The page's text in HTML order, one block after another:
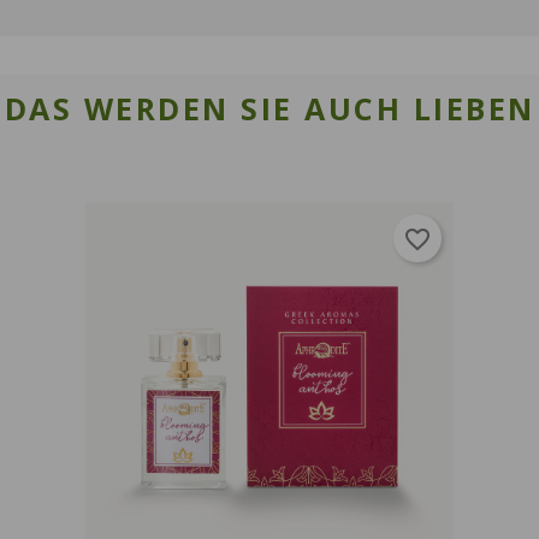
DAS WERDEN SIE AUCH LIEBEN
favorite_border